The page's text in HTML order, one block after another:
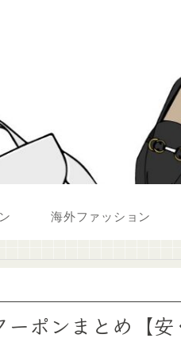
海外ファッション
ーポンまとめ【